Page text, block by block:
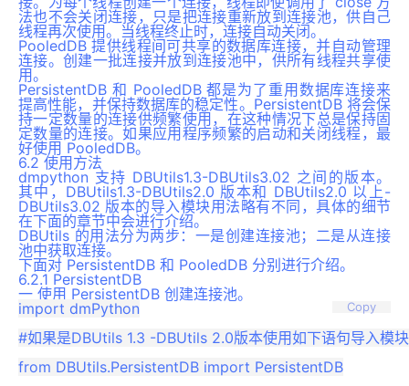
法也不会关闭连接，只是把连接重新放到连接池，供自己
线程再次使用。当线程终止时，连接自动关闭。
PooledDB 提供线程间可共享的数据库连接，并自动管理
连接。创建一批连接并放到连接池中，供所有线程共享使
用。
PersistentDB 和 PooledDB 都是为了重用数据库连接来
提高性能，并保持数据库的稳定性。PersistentDB 将会保
持一定数量的连接供频繁使用，在这种情况下总是保持固
定数量的连接。如果应用程序频繁的启动和关闭线程，最
好使用 PooledDB。
6.2 使用方法
dmpython 支持 DBUtils1.3-DBUtils3.02 之间的版本。
其中，DBUtils1.3-DBUtils2.0 版本和 DBUtils2.0 以上-
DBUtils3.02 版本的导入模块用法略有不同，具体的细节
在下面的章节中会进行介绍。
DBUtils 的用法分为两步：一是创建连接池；二是从连接
池中获取连接。
下面对 PersistentDB 和 PooledDB 分别进行介绍。
6.2.1 PersistentDB
一 使用 PersistentDB 创建连接池。
Copy
import dmPython
#如果是DBUtils 1.3 -DBUtils 2.0版本使用如下语句导入模块
from DBUtils.PersistentDB import PersistentDB